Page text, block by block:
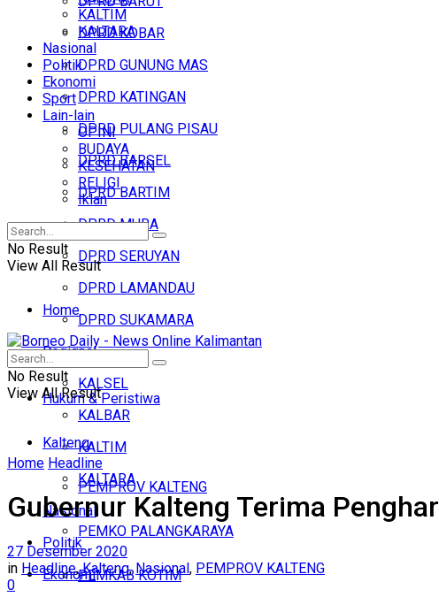
DPRD KOBAR
DPRD GUNUNG MAS
DPRD KATINGAN
DPRD PULANG PISAU
DPRD BARSEL
DPRD BARTIM
DPRD MURA
DPRD SERUYAN
DPRD LAMANDAU
DPRD SUKAMARA
Regional
KALSEL
KALBAR
KALTIM
KALTARA
Nasional
Politik
Ekonomi
KALTIM
KALTARA
Nasional
Politik
Ekonomi
Sport
Lain-lain
OPINI
BUDAYA
KESEHATAN
RELIGI
Iklan
No Result
View All Result
Home
Headline
Hukum & Peristiwa
Kalteng
PEMPROV KALTENG
PEMKO PALANGKARAYA
PEMKAB KOTIM
No Result
View All Result
Home Headline
Gubernur Kalteng Terima
27 Desember 2020
in Headline,Kalteng,Nasional, PEMPROV KALTENG
0